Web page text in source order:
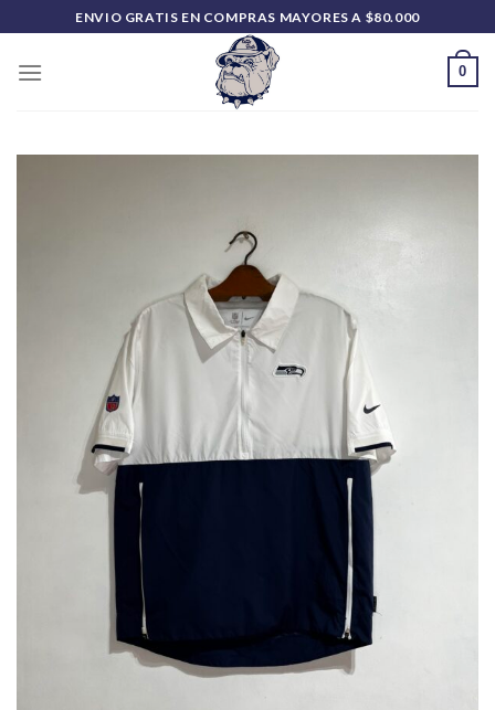
al
contenido
ENVIO GRATIS EN COMPRAS MAYORES A $80.000
0